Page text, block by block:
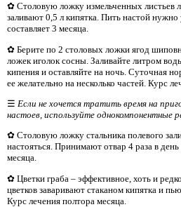
✿ Столовую ложку измельченных листьев
заливают 0,5 л кипятка. Пить настой
составляет 3 месяца.
✿ Берите по 2 столовых ложки ягод
ложек иголок сосны. Заливайте литром
кипения и оставляйте на ночь. Суточная
ее желательно на несколько частей. Курс
☰ Если не хочется тратить время на
настоев, используйте однокомпонентные
✿ Столовую ложку стальника полевого
настояться. Принимают отвар 4 раза в
месяца.
✿ Цветки граба – эффективное, хоть и
цветков заваривают стаканом кипятка и
Курс лечения полтора месяца.